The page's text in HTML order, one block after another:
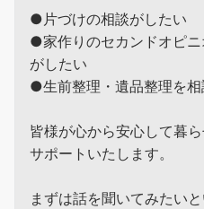
●片づけの相談がしたい
●家作りのセカンドオピ
がしたい
●生前整理・遺品整理を相
皆様が心から安心して暮
サポートいたします。
まずは話を聞いてみたい